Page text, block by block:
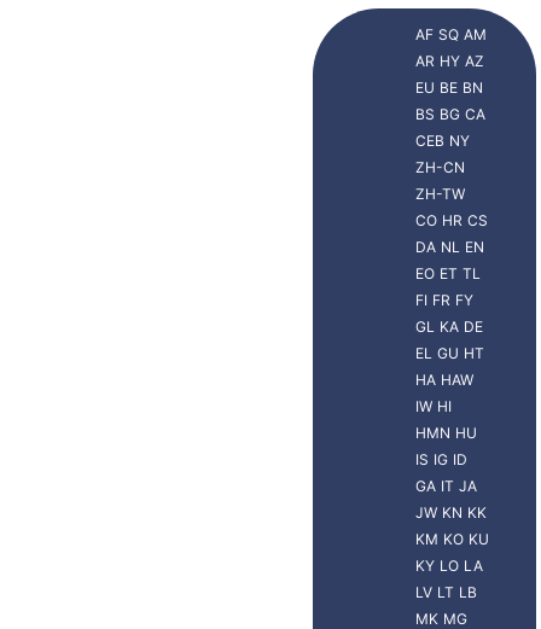
AF SQ AM
AR HY AZ
EU BE BN
BS BG CA
CEB NY
ZH-CN
ZH-TW
CO HR CS
DA NL EN
EO ET TL
FI FR FY
GL KA DE
EL GU HT
HA HAW
IW HI
HMN HU
IS IG ID
GA IT JA
JW KN KK
KM KO KU
KY LO LA
LV LT LB
MK MG